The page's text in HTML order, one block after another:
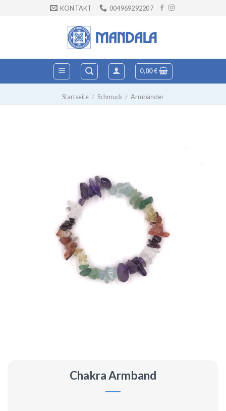
KONTAKT 004969292207
0,00€
Startseite / Schmuck / Armbänder
Chakra Armband